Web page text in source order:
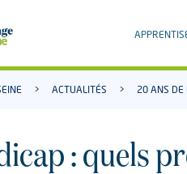
APPRENTIS
ACTUALITÉS 20 ANS DE
: quels